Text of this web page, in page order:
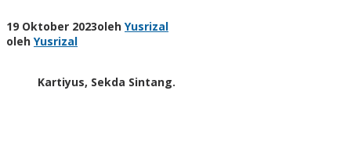
19 Oktober 2023oleh Yusrizal
oleh Yusrizal
Kartiyus, Sekda Sintang.